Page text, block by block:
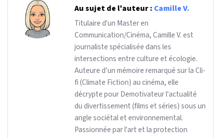
Au sujet de l'auteur : Camille V.
Titulaire d'un Master en
Communication/Cinéma, Camille V. est
journaliste spécialisée dans les
intersections entre culture et écologie.
Auteure d’un mémoire remarqué sur la Cli-
fi (Climate Fiction) au cinéma, elle
décrypte pour Demotivateur l'actualité
du divertissement (films et séries) sous un
angle sociétal et environnemental.
Passionnée par l'art et la protection